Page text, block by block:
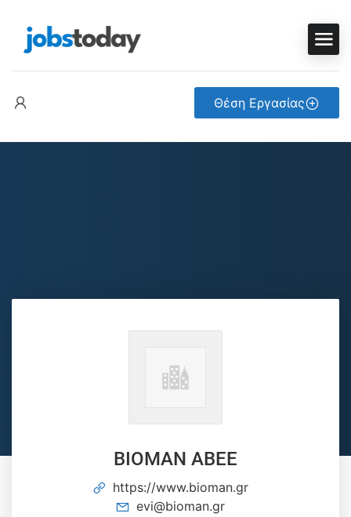
Θέση Εργασίας
ΒΙΟΜΑΝ ΑΒΕΕ
https://www.bioman.gr
evi@bioman.gr